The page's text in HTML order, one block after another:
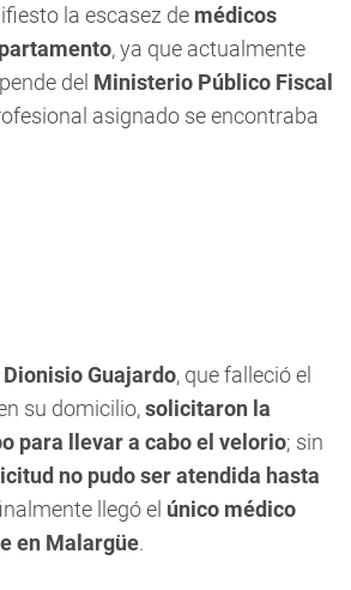
la escasez de médicos
, ya que actualmente
del Ministerio Público Fiscal
asignado se encontraba
Guajardo, que falleció el
su domicilio,solicitaron la
para llevar a cabo el velorio; sin
no pudo ser atendida hasta
llegó el único médico
en Malargüe.